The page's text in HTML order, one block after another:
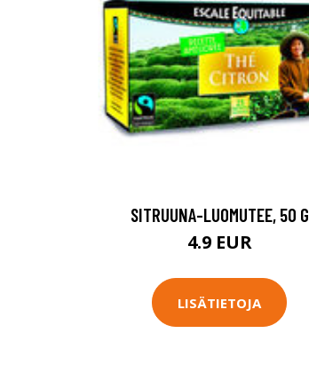
SITRUUNA-LUOMUTEE, 50 G
4.9 EUR
LISÄTIETOJA